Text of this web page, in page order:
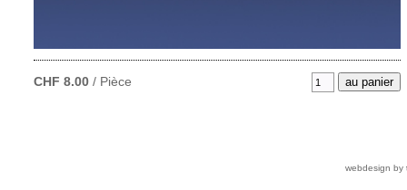
CHF 8.00 / Pièce
webdesign by